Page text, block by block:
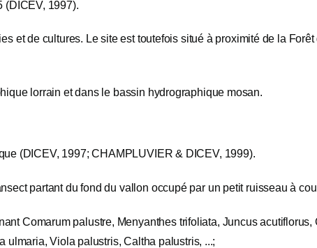
(DICEV, 1997).
et de cultures. Le site est toutefois situé à proximité de la
lorrain et dans le bassin hydrographique mosan.
(DICEV, 1997; CHAMPLUVIER & DICEV, 1999).
partant du fond du vallon occupé par un petit ruisseau à
Comarum palustre, Menyanthes trifoliata, Juncus
Viola palustris, Caltha palustris, ...;